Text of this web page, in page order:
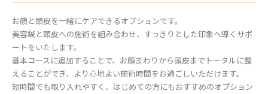
お顔と頭皮を一緒にケアできるオプションです。
美容鍼と頭皮への施術を組み合わせ、すっきりとした印象へ導くサポ
ートをいたします。
基本コースに追加することで、お顔まわりから頭皮までトータルに整
えることができ、より心地よい施術時間をお過ごしいただけます。
短時間でも取り入れやすく、はじめての方にもおすすめのオプション